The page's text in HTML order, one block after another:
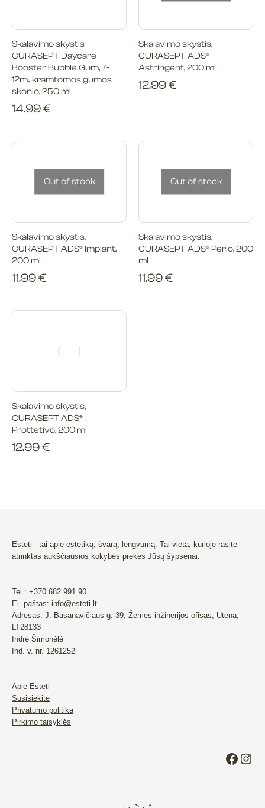
Skalavimo skystis
CURASEPT Daycare
Booster Bubble Gum, 7-
12m., kramtomos gumos
skonio, 250 ml
14.99€
Skalavimo skystis,
CURASEPT ADS®
Astringent, 200 ml
12.99€
Out of stock
Skalavimo skystis,
CURASEPT ADS® Implant,
200 ml
11.99€
Out of stock
Skalavimo skystis,
CURASEPT ADS® Perio, 200
ml
11.99€
Skalavimo skystis,
CURASEPT ADS®
Prottetivo, 200 ml
12.99€
Esteti - tai apie estetiką, švarą, lengvumą. Tai vieta, kurioje rasite
atrinktas aukščiausios kokybės prekes Jūsų šypsenai.
Tel.: +370 682 991 90
El. paštas: info@esteti.lt
Adresas: J. Basanavičiaus g. 39, Žemės inžinerijos ofisas, Utena,
LT28133
Indrė Šimonėlė
Ind. v. nr. 1261252
Apie Esteti
Susisiekite
Privatumo politika
Pirkimo taisyklės